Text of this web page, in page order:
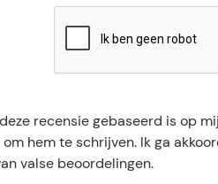
recensie gebaseerd is op
hem te schrijven. Ik ga
valse beoordelingen.